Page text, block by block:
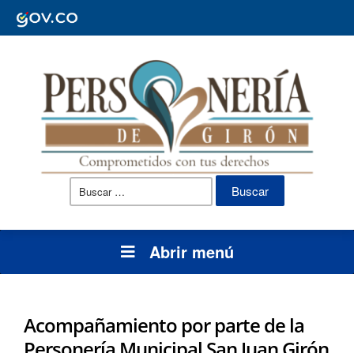
Buscar:
Abrir menú
Acompañamiento por parte de la